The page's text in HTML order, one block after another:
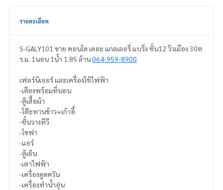
รายละเอียด
S-GALY101 ขาย คอนโด เดอะ แกลเลอรี่ แบริ่ง ชั้น12 วิวเมือง 30ต
ร.ม. 1นอน 1น้ำ 1.85 ล้าน064-959-8900
เฟอร์นิเจอร์ และเครื่องใช้ไฟฟ้า
-เตียงพร้อมที่นอน
-ตู้เสื้อผ้า
-โต๊ะทานข้าว+เก้าอี้
-ชั้นวางทีวี
-โซฟา
-แอร์
-ตู้เย็น
-เตาไฟฟ้า
-เครื่องดูดควัน
-เครื่องทำน้ำอุ่น